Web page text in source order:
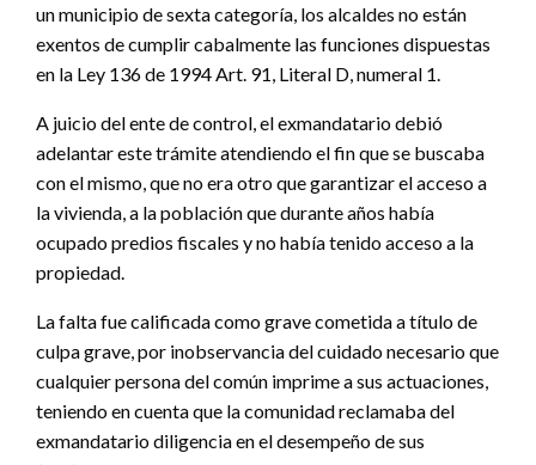
un municipio de sexta categoría, los alcaldes no están
exentos de cumplir cabalmente las funciones dispuestas
en la Ley 136 de 1994 Art. 91, Literal D, numeral 1.
A juicio del ente de control, el exmandatario debió
adelantar este trámite atendiendo el fin que se buscaba
con el mismo, que no era otro que garantizar el acceso a
la vivienda, a la población que durante años había
ocupado predios fiscales y no había tenido acceso a la
propiedad.
La falta fue calificada como grave cometida a título de
culpa grave, por inobservancia del cuidado necesario que
cualquier persona del común imprime a sus actuaciones,
teniendo en cuenta que la comunidad reclamaba del
exmandatario diligencia en el desempeño de sus